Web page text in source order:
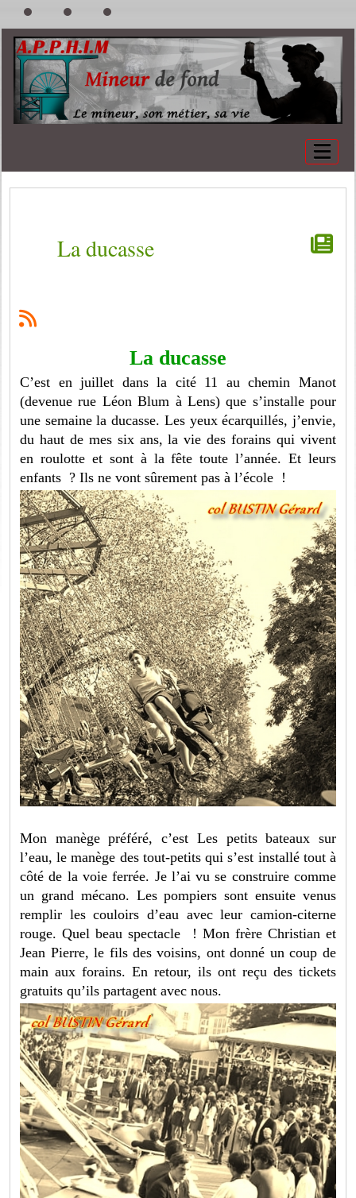
La ducasse
La ducasse
C’est en juillet dans la cité 11 au chemin Manot
(devenue rue Léon Blum à Lens) que s’installe pour
une semaine la ducasse. Les yeux écarquillés, j’envie,
du haut de mes six ans, la vie des forains qui vivent
en roulotte et sont à la fête toute l’année. Et leurs
enfants ? Ils ne vont sûrement pas à l’école !
Mon manège préféré, c’est Les petits bateaux sur
l’eau, le manège des tout-petits qui s’est installé tout à
côté de la voie ferrée. Je l’ai vu se construire comme
un grand mécano. Les pompiers sont ensuite venus
remplir les couloirs d’eau avec leur camion-citerne
rouge. Quel beau spectacle ! Mon frère Christian et
Jean Pierre, le fils des voisins, ont donné un coup de
main aux forains. En retour, ils ont reçu des tickets
gratuits qu’ils partagent avec nous.